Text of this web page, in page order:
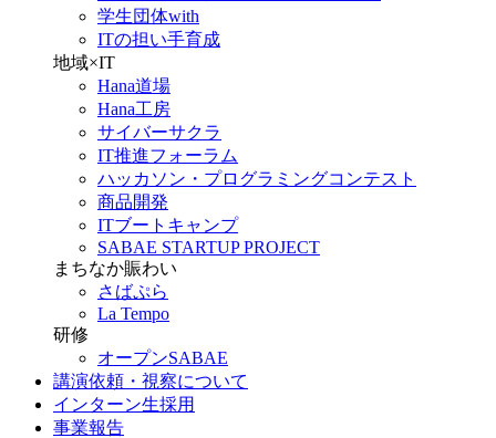
学生団体with
ITの担い手育成
地域×IT
Hana道場
Hana工房
サイバーサクラ
IT推進フォーラム
ハッカソン・プログラミングコンテスト
商品開発
ITブートキャンプ
SABAE STARTUP PROJECT
まちなか賑わい
さばぷら
La Tempo
研修
オープンSABAE
講演依頼・視察について
インターン生採用
事業報告